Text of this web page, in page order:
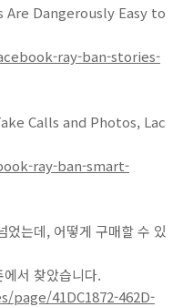
Are Dangerously Easy to
ray-ban-stories-
Calls and Photos, Lac
ray-ban-smart-
었는데, 어떻게 구매할 수 있
서 찾았습니다.
41DC1872-462D-